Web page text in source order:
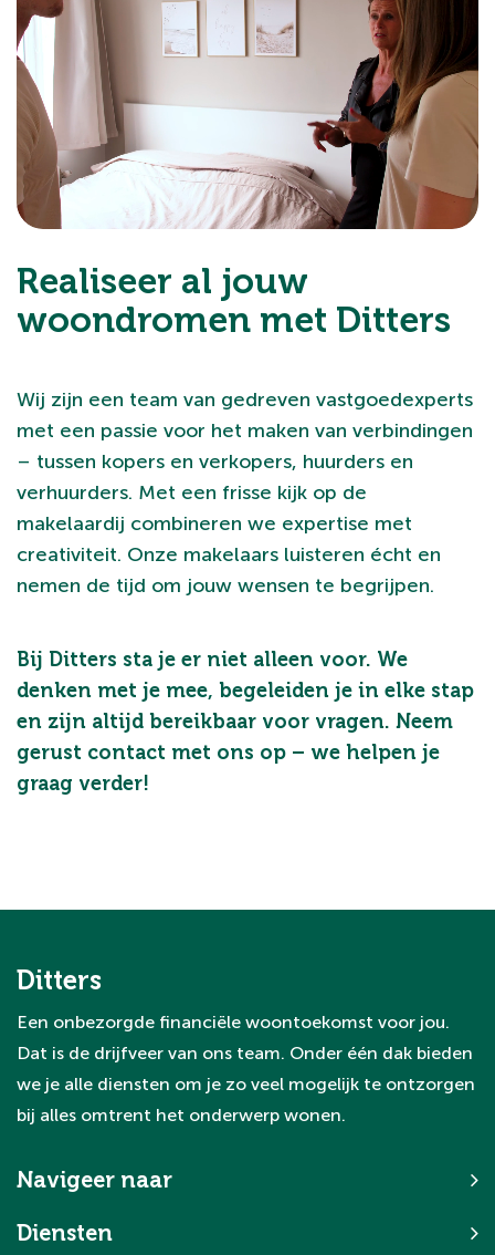
Realiseer al jouw
woondromen met Ditters
Wij zijn een team van gedreven vastgoedexperts
met een passie voor het maken van verbindingen
– tussen kopers en verkopers, huurders en
verhuurders. Met een frisse kijk op de
makelaardij combineren we expertise met
creativiteit. Onze makelaars luisteren écht en
nemen de tijd om jouw wensen te begrijpen.
Bij Ditters sta je er niet alleen voor. We
denken met je mee, begeleiden je in elke stap
en zijn altijd bereikbaar voor vragen. Neem
gerust contact met ons op – we helpen je
graag verder!
Ditters
Een onbezorgde financiële woontoekomst voor jou.
Dat is de drijfveer van ons team. Onder één dak bieden
we je alle diensten om je zo veel mogelijk te ontzorgen
bij alles omtrent het onderwerp wonen.
Navigeer naar
Diensten